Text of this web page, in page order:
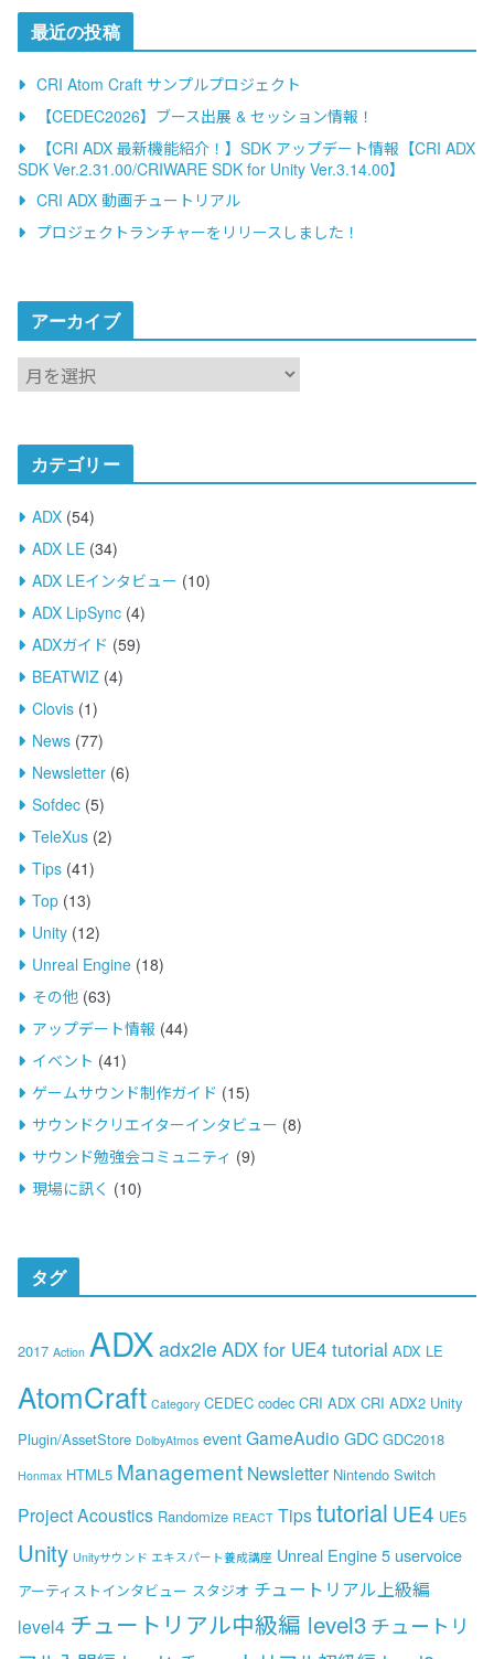
e
n
a
t
i
v
e
最近の投稿
CRI Atom Craft サンプルプロジェクト
【CEDEC2026】ブース出展 & セッション情報！
【CRI ADX 最新機能紹介！】SDK アップデート情報【CRI ADX
SDK Ver.2.31.00/CRIWARE SDK for Unity Ver.3.14.00】
CRI ADX 動画チュートリアル
プロジェクトランチャーをリリースしました！
アーカイブ
ア
ー
イ
ブ
カテゴリー
ADX (54)
ADX LE (34)
ADX LEインタビュー (10)
ADX LipSync (4)
ADXガイド (59)
BEATWIZ (4)
Clovis (1)
News (77)
Newsletter (6)
Sofdec (5)
TeleXus (2)
Tips (41)
Top (13)
Unity (12)
Unreal Engine (18)
その他 (63)
アップデート情報 (44)
イベント (41)
ゲームサウンド制作ガイド (15)
サウンドクリエイターインタビュー (8)
サウンド勉強会コミュニティ (9)
現場に訊く (10)
タグ
2017 Action ADX adx2le ADX for UE4 tutorial ADX LE
AtomCraft Category CEDEC codec CRI ADX CRI ADX2 Unity
Plugin/AssetStore DolbyAtmos eventGameAudio GDC GDC2018
Honmax HTML5 Management Newsletter Nintendo Switch
Project Acoustics Randomize REACT Tipstutorial UE4 UE5
Unity Unityサウンド エキスパート養成講座 Unreal Engine 5 uservoice
アーティストインタビュー スタジオ チュートリアル上級編
level4 チュートリアル中級編 level3 チュートリ